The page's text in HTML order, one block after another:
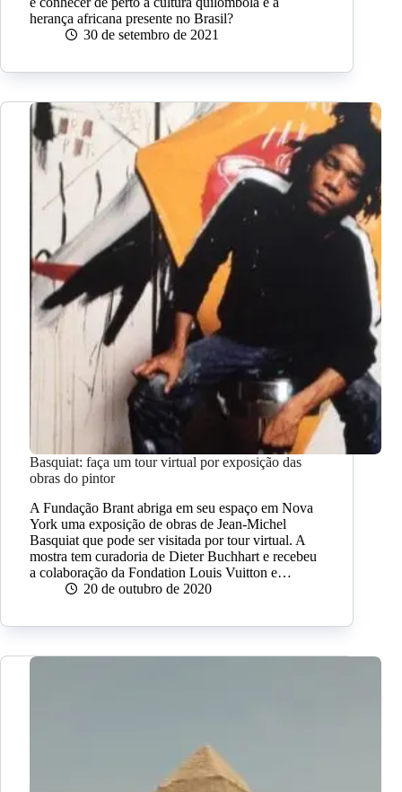
herança africana presente no Brasil?
30 de setembro de 2021
Basquiat: faça um tour virtual por exposição das
obras do pintor
A Fundação Brant abriga em seu espaço em Nova
York uma exposição de obras de Jean-Michel
Basquiat que pode ser visitada por tour virtual. A
mostra tem curadoria de Dieter Buchhart e recebeu
a colaboração da Fondation Louis Vuitton e…
20 de outubro de 2020